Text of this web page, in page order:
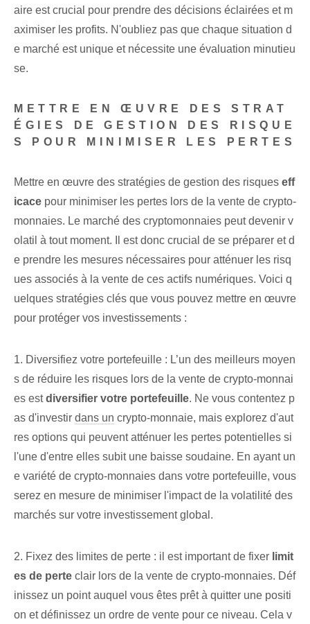
aire est crucial pour prendre des décisions éclairées et m
aximiser les profits. N'oubliez pas que chaque situation d
e marché est unique et nécessite une évaluation minutieu
se.
METTRE EN ŒUVRE DES STRAT
ÉGIES DE GESTION DES RISQUE
S POUR MINIMISER LES PERTES
Mettre en œuvre des stratégies de gestion des risques eff
icace pour minimiser les pertes lors de la vente de crypto-
monnaies. Le marché des cryptomonnaies peut devenir v
olatil à tout moment. Il est donc crucial de se préparer et d
e prendre les mesures nécessaires pour atténuer les risq
ues associés à la vente de ces actifs numériques. Voici q
uelques stratégies clés que vous pouvez mettre en œuvre
pour protéger vos investissements :
1. Diversifiez votre portefeuille : L’un des meilleurs moyen
s de réduire les risques lors de la vente de crypto-monnai
es estdiversifier votre portefeuille. Ne vous contentez p
as d'investir dans un crypto-monnaie, mais explorez d'aut
res options qui peuvent atténuer les pertes potentielles si
l'une d'entre elles subit une baisse soudaine. En ayant un
e variété de crypto-monnaies dans votre portefeuille, vous
serez en mesure de minimiser l'impact de la volatilité des
marchés sur votre investissement global.
2. Fixez des limites de perte : il est important de fixer limit
es de perte clair lors de la vente de crypto-monnaies. Déf
inissez un point auquel vous êtes prêt à quitter une positi
on et définissez un ordre de vente pour ce niveau. Cela v